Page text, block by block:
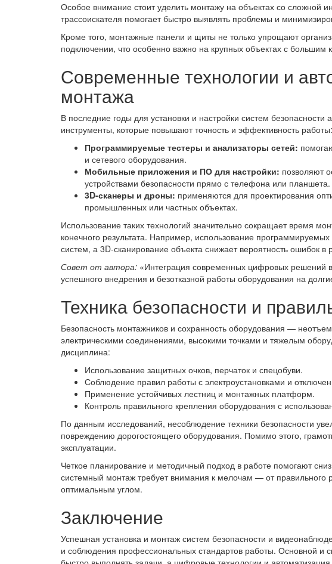
Особое внимание стоит уделить монтажу на объектах со сложной
трассоискателя помогает быстро выявлять проблемы и
Кроме того, монтажные панели и щиты не только упрощают
подключении, что особенно важно на крупных объектах с большим
Современные технологии и
монтажа
В последние годы для установки и настройки систем
инструменты, которые повышают точность и эффективность работы:
Программируемые тестеры и анализаторы сетей:
и сетевого оборудования.
Мобильные приложения и ПО для настройки: позволяют
устройствами безопасности прямо с телефона или планшета.
3D-сканеры и дроны: применяются для проектирования
промышленных или частных объектах.
Использование таких технологий значительно сокращает время
конечного результата. Например, использование
систем, а 3D-сканирование объекта снижает вероятность ошибок
Совет от автора: «Интеграция современных цифровых решений
успешного внедрения и безотказной работы оборудования на
Техника безопасности и
Безопасность монтажников и сохранность оборудования —
электрическими соединениями, высокими точками и тяжелым
дисциплина:
Использование защитных очков, перчаток и спецобуви.
Соблюдение правил работы с электроустановками и
Применение устойчивых лестниц и монтажных платформ.
Контроль правильного крепления оборудования с
По данным исследований, несоблюдение техники безопасности
повреждению дорогостоящего оборудования. Помимо этого,
эксплуатации.
Четкое планирование и методичный подход в работе помогают
системный монтаж требует внимания к мелочам — от
оптимальным углом.
Заключение
Успешная установка и монтаж систем безопасности и
и соблюдения профессиональных стандартов работы. Основной и